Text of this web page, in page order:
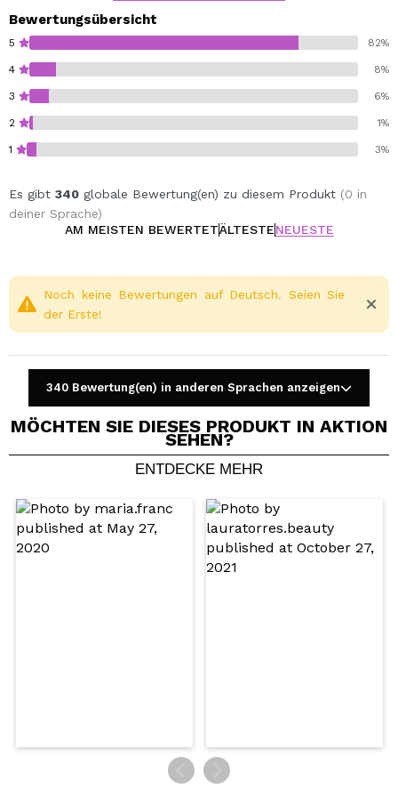
geschminkte Haut, wie Sie es den ganzen Tag über
benötigen.
Bewertungsübersicht
5 82%
4 8%
3 6%
2 1%
1 3%
Es gibt 340 globale Bewertung(en) zu diesem Produkt (0 in
deiner Sprache)
AM MEISTEN BEWERTETÄLTESTENEUESTE
Ein Video oder Foto teilen
Dein Video könnte das erste sein. Stell es dir vor...
Würden Sie diesen Kauf empfehlen? Ja Nein
Noch keine Bewertungen auf Deutsch. Seien Sie
der Erste!
340 Bewertung(en) in anderen Sprachen anzeigen
MÖCHTEN SIE DIESES PRODUKT IN AKTION
SEHEN?
ENTDECKE MEHR